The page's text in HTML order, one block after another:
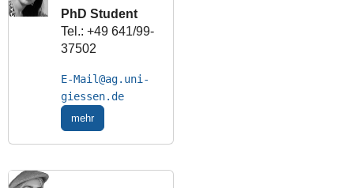
PhD Student
Tel.: +49 641/99-
37502
E-Mail
mehr